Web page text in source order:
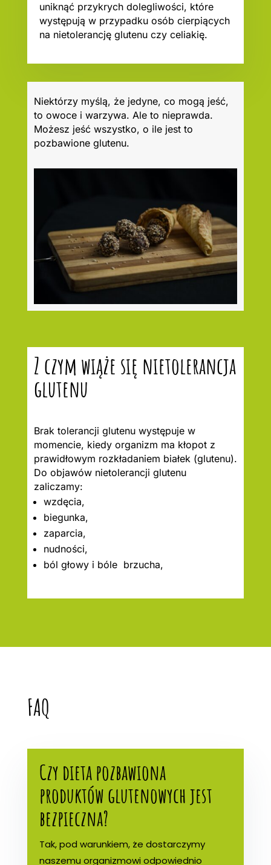
uniknąć przykrych dolegliwości, które
występują w przypadku osób cierpiących
na nietolerancję glutenu czy celiakię.
Niektórzy myślą, że jedyne, co mogą jeść,
to owoce i warzywa. Ale to nieprawda.
Możesz jeść wszystko, o ile jest to
pozbawione glutenu.
Z czym wiąże się nietolerancja
glutenu
Brak tolerancji glutenu występuje w
momencie, kiedy organizm ma kłopot z
prawidłowym rozkładaniem białek (glutenu).
Do objawów nietolerancji glutenu
zaliczamy:
wzdęcia,
biegunka,
zaparcia,
nudności,
ból głowy i bóle brzucha,
FAQ
Czy dieta pozbawiona
produktów glutenowych jest
bezpieczna?
Tak, pod warunkiem, że dostarczymy
naszemu organizmowi odpowiednio